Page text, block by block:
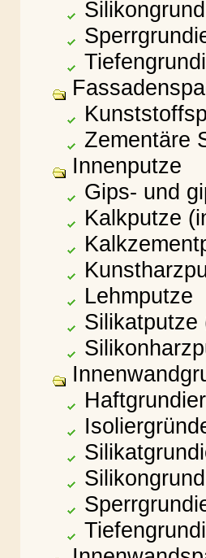
Zementäre
Innenputze
Gips- und
Kalkputze
Lehmputze
Silikatputze